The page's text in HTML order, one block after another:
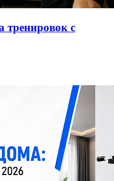
тренировок с